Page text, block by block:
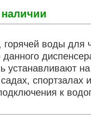
воды для
устанавливают
спортзалах
к